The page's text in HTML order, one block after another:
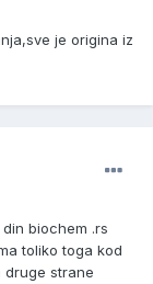
je origina iz
biochem .rs
toliko toga kod
druge strane